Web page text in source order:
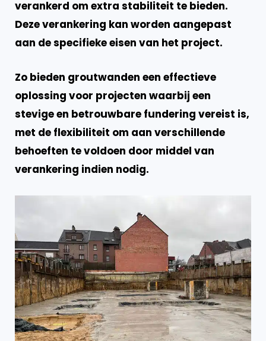
verankerd om extra stabiliteit te bieden.
Deze verankering kan worden aangepast
aan de specifieke eisen van het project.
Zo bieden groutwanden een effectieve
oplossing voor projecten waarbij een
stevige en betrouwbare fundering vereist is,
met de flexibiliteit om aan verschillende
behoeften te voldoen door middel van
verankering indien nodig.